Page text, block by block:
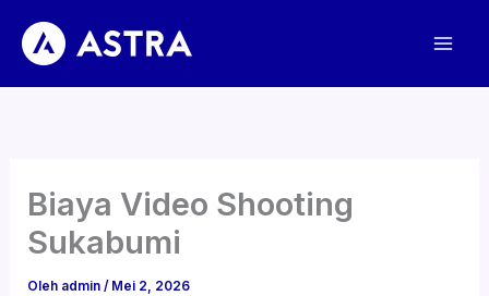
konten
Biaya Video Shooting
Sukabumi
Oleh admin/ Mei 2, 2026